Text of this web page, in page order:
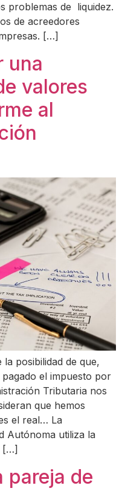
problemas de liquidez.
de acreedores
[…]
una
valores
al
posibilidad de que,
el impuesto por
Tributaria nos
que hemos
el real… La
Autónoma utiliza la
[…]
pareja de